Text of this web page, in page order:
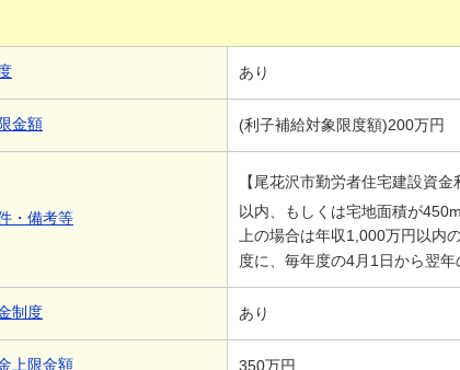
あり
金額 (利子補給対象限度額)200万円
・備考等
【尾花沢市勤労者住宅建設資
以内、もしくは宅地面積が450m
上の場合は年収1,000万円以内
度に、毎年度の4月1日から翌年
制度 あり
上限金額 350万円